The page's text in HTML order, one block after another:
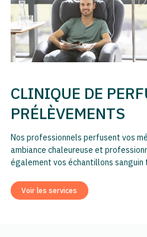
CLINIQUE DE
PRÉLÈVEMENTS
Nos professionnels perfusent vos
ambiance chaleureuse et
également vos échantillons sanguin
Voir les services